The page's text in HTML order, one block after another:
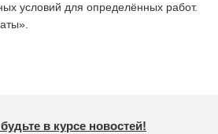
условий для определённых работ.
в курсе новостей!